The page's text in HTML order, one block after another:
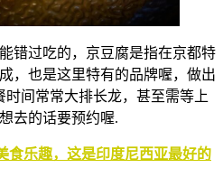
错过吃的，京豆腐是指在京都特
，也是这里特有的品牌喔，做出
间常常大排长龙，甚至需等上
去的话要预约喔.
食乐趣，这是印度尼西亚最好的